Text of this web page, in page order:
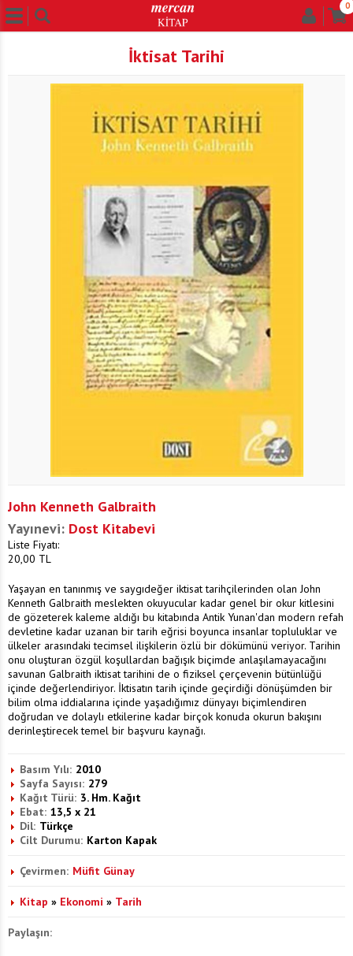
0
İktisat Tarihi
John Kenneth Galbraith
Yayınevi: Dost Kitabevi
Liste Fiyatı:
20,00 TL
Yaşayan en tanınmış ve saygıdeğer iktisat tarihçilerinden olan John
Kenneth Galbraith meslekten okuyucular kadar genel bir okur kitlesini
de gözeterek kaleme aldığı bu kitabında Antik Yunan'dan modern refah
devletine kadar uzanan bir tarih eğrisi boyunca insanlar topluluklar ve
ülkeler arasındaki tecimsel ilişkilerin özlü bir dökümünü veriyor. Tarihin
onu oluşturan özgül koşullardan bağışık biçimde anlaşılamayacağını
savunan Galbraith iktisat tarihini de o fiziksel çerçevenin bütünlüğü
içinde değerlendiriyor. İktisatın tarih içinde geçirdiği dönüşümden bir
bilim olma iddialarına içinde yaşadığımız dünyayı biçimlendiren
doğrudan ve dolaylı etkilerine kadar birçok konuda okurun bakışını
derinleştirecek temel bir başvuru kaynağı.
Basım Yılı: 2010
Sayfa Sayısı: 279
Kağıt Türü: 3. Hm. Kağıt
Ebat: 13,5 x 21
Dil: Türkçe
Cilt Durumu: Karton Kapak
Çevirmen: Müfit Günay
Kitap » Ekonomi » Tarih
Paylaşın: